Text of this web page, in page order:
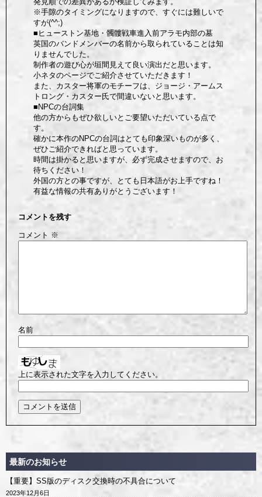
最新のお知らせ
【重要】SS版のディスク交換時の不具合について
2023年12月6日
※手隙のタイミングになりますので、すぐには難しいで
すが(^^;)
■ヒューストン基地・髑髏戦車進入前アラモ内部の墓
英国のバンドメンバーの名前から取られていることは知
りませんでした。
制作者の遊び心が垣間見えて良い演出だと思います。
小ネタのページでご紹介させていただきます！
また、カスター将軍のモチーフは、ジョージ・アームス
トロング・カスター氏で間違いないと思います。
■NPCの台詞集
他の方からもぜひ欲しいとご要望いただいている点で
す。
確かに本作のNPCの台詞はとても印象深いものが多く、
ぜひご紹介できればと思っています。
時間は掛かると思いますが、必ず完成させますので、お
待ちください！
外国の方との事ですが、とても日本語がお上手ですね！
有益な情報の共有ありがとうございます！
コメントを残す
コメント ※
名前
上に表示された文字を入力してください。